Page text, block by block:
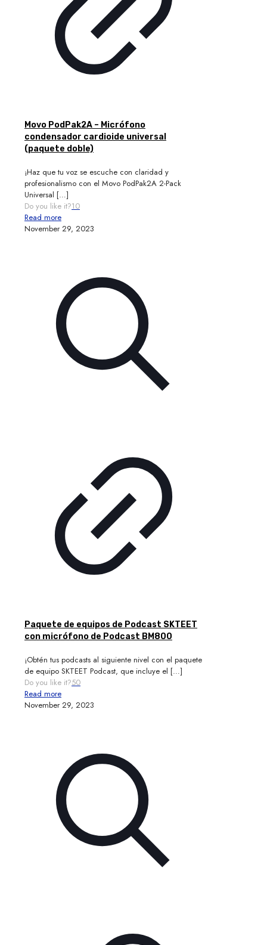
Movo PodPak2A – Micrófono
condensador cardioide universal
(paquete doble)
¡Haz que tu voz se escuche con claridad y
profesionalismo con el Movo PodPak2A 2-Pack
Universal […]
Do you like it?10
Read more
November 29, 2023
Paquete de equipos de Podcast SKTEET
con micrófono de Podcast BM800
¡Obtén tus podcasts al siguiente nivel con el paquete
de equipo SKTEET Podcast, que incluye el […]
Do you like it?50
Read more
November 29, 2023